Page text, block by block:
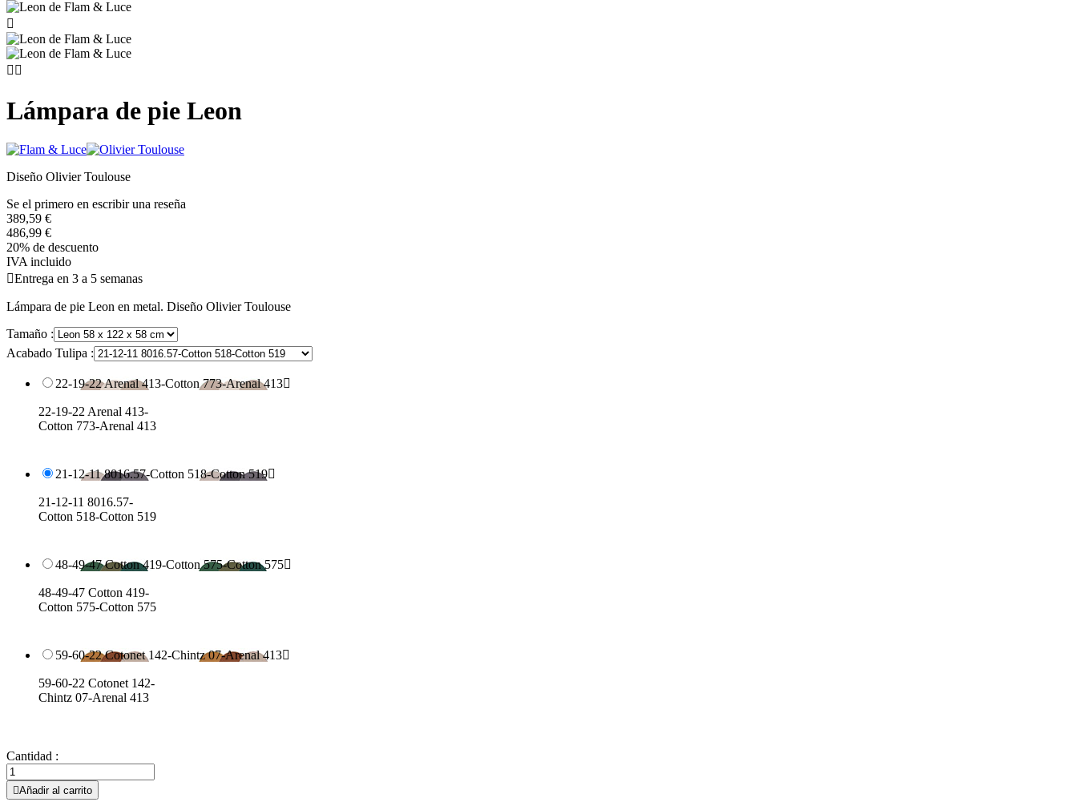

 
Lámpara de pie Leon
Diseño Olivier Toulouse
Se el primero en escribir una reseña
389,59 €
486,99 €
20% de descuento
IVA incluido
Entrega en 3 a 5 semanas
Lámpara de pie Leon en metal. Diseño Olivier Toulouse
Tamaño :
Acabado Tulipa :
22-19-22 Arenal 413-Cotton 773-Arenal 413
22-19-22 Arenal 413-
Cotton 773-Arenal 413
21-12-11 8016.57-Cotton 518-Cotton 519
21-12-11 8016.57-
Cotton 518-Cotton 519
48-49-47 Cotton 419-Cotton 575-Cotton 575
48-49-47 Cotton 419-
Cotton 575-Cotton 575
59-60-22 Cotonet 142-Chintz 07-Arenal 413
59-60-22 Cotonet 142-
Chintz 07-Arenal 413
Cantidad :
Añadir al carrito